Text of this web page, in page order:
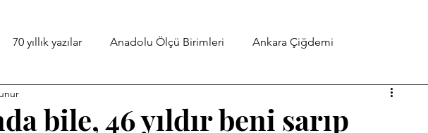
70 yıllık yazılar Anadolu Ölçü Birimleri Ankara Çiğdemi
Kitapları Basında çalışmalarımız
bile, 46 yıldır beni sarıp